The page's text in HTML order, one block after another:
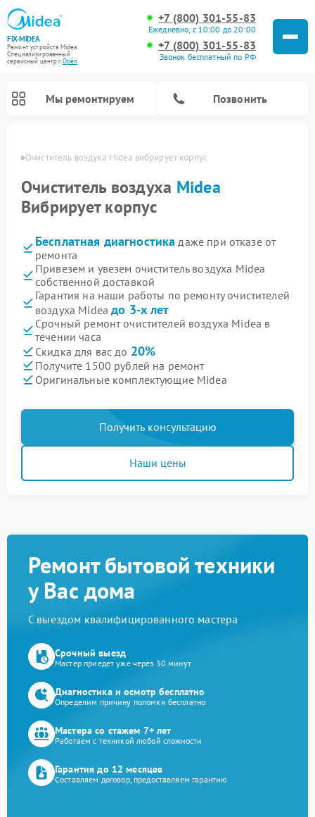
FIX-MIDEA
Ремонт устройств Midea
Специализированный
cервисный центр г.Орёл
+7 (800) 301-55-83
Ежедневно, с 10:00 до 20:00
+7 (800) 301-55-83
Звонок бесплатный по РФ
Мы ремонтируем Позвонить
Очиститель воздуха Midea вибрирует корпус
Очиститель воздуха Midea
Вибрирует корпус
Бесплатная диагностика даже при отказе от
ремонта
Привезем и увезем очиститель воздуха Midea
собственной доставкой
Гарантия на наши работы по ремонту очистителей
воздуха Mideaдо 3-х лет
Срочный ремонт очистителей воздуха Midea в
течении часа
Скидка для вас до 20%
Получите 1500 рублей на ремонт
Оригинальные комплектующие Midea
Получить консультацию
Наши цены
Ремонт бытовой техники
у Вас дома
С выездом квалифицированного мастера
Срочный выезд
Мастер приедет уже через 30 минут
Диагностика и осмотр бесплатно
Определим причину поломки бесплатно
Мастера со стажем 7+ лет
Работаем с техникой любой сложности
Гарантия до 12 месяцев
Составляем договор, предоставляем гарантию